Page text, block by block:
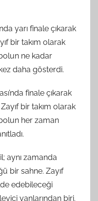
yarı finale çıkarak
bir takım olarak
ne kadar
daha gösterdi.
finale çıkarak
bir takım olarak
her zaman
aynı zamanda
bir sahne. Zayıf
edebileceği
yanlarından biri.